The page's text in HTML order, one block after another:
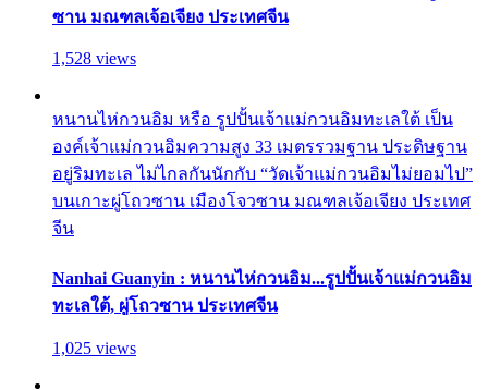
ซาน มณฑลเจ้อเจียง ประเทศจีน
1,528 views
หนานไห่กวนอิม หรือ รูปปั้นเจ้าแม่กวนอิมทะเลใต้ เป็น
องค์เจ้าแม่กวนอิมความสูง 33 เมตรรวมฐาน ประดิษฐาน
อยู่ริมทะเล ไม่ไกลกันนักกับ “วัดเจ้าแม่กวนอิมไม่ยอมไป”
บนเกาะผู่โถวซาน เมืองโจวซาน มณฑลเจ้อเจียง ประเทศ
จีน
Nanhai Guanyin : หนานไห่กวนอิม...รูปปั้นเจ้าแม่กวนอิม
ทะเลใต้, ผู่โถวซาน ประเทศจีน
1,025 views